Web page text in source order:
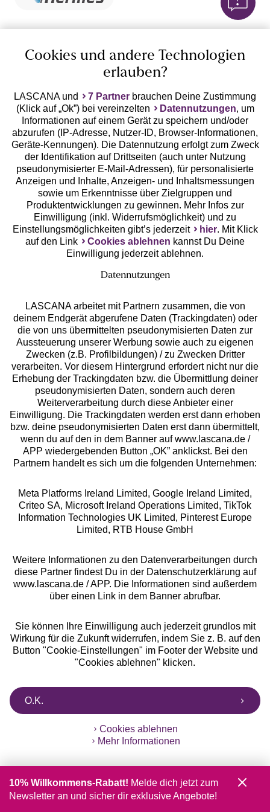
10%
Jetzt zum Newsletter anmelden und 10% Rabatt
Jetzt anmelden
Auszeichnungen
Geprüfte Sicherheit
Unsere Apps
Gratis Versand ab 50 €
Kostenlose Retoure
°Punkte sammeln
Ratenkauf **
Services
Über uns
Cookies und andere Technologien
erlauben?
LASCANA und 7 Partner brauchen Deine Zustimmung
(Klick auf „Ok”) bei vereinzelten
Datennutzungen, um
Informationen auf einem Gerät zu speichern und/oder
abzurufen (IP-Adresse, Nutzer-ID, Browser-Informationen,
Geräte-Kennungen). Die Datennutzung erfolgt zum Zweck
der Identifikation auf Drittseiten (auch unter Nutzung
pseudonymisierter E-Mail-Adressen), für personalisierte
Anzeigen und Inhalte, Anzeigen- und Inhaltsmessungen
sowie um Erkenntnisse über Zielgruppen und
Produktentwicklungen zu gewinnen. Mehr Infos zur
Einwilligung (inkl. Widerrufsmöglichkeit) und zu
Einstellungsmöglichkeiten gibt’s jederzeit
hier. Mit Klick
auf den Link
Cookies ablehnen kannst Du Deine
Einwilligung jederzeit ablehnen.
Datennutzungen
LASCANA arbeitet mit Partnern zusammen, die von
deinem Endgerät abgerufene Daten (Trackingdaten) oder
die von uns übermittelten pseudonymisierten Daten zur
Aussteuerung unserer Werbung sowie auch zu eigenen
Zwecken (z.B. Profilbildungen) / zu Zwecken Dritter
verarbeiten. Vor diesem Hintergrund erfordert nicht nur die
Erhebung der Trackingdaten bzw. die Übermittlung deiner
pseudonymisierten Daten, sondern auch deren
Weiterverarbeitung durch diese Anbieter einer
Einwilligung. Die Trackingdaten werden erst dann erhoben
bzw. deine pseudonymisierten Daten erst dann übermittelt,
wenn du auf den in dem Banner auf www.lascana.de /
APP wiedergebenden Button „OK” anklickst. Bei den
Partnern handelt es sich um die folgenden Unternehmen:
Meta Platforms Ireland Limited, Google Ireland Limited,
Criteo SA, Microsoft Ireland Operations Limited, TikTok
Information Technologies UK Limited, Pinterest Europe
Limited, RTB House GmbH
Weitere Informationen zu den Datenverarbeitungen durch
diese Partner findest Du in der Datenschutzerklärung auf
www.lascana.de / APP. Die Informationen sind außerdem
über einen Link in dem Banner abrufbar.
Sie können Ihre Einwilligung auch jederzeit grundlos mit
Wirkung für die Zukunft widerrufen, indem Sie z. B. auf den
Button "Cookie-Einstellungen" im Footer der Website und
"Cookies ablehnen" klicken.
O.K.
Cookies ablehnen
Mehr Informationen
10% Willkommens-Rabatt! Melde dich jetzt zum
Newsletter an und sicher dir exklusive Angebote!